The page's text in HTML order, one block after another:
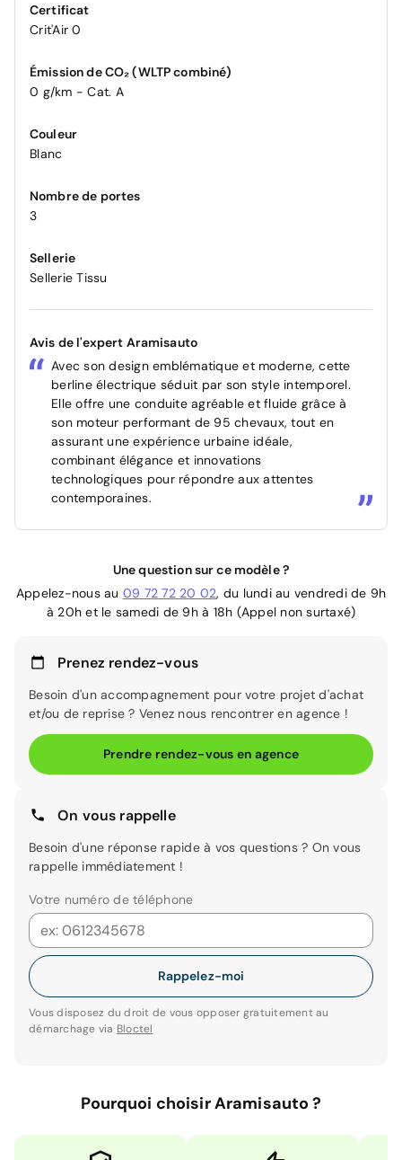
Certificat
Crit'Air 0
Émission de CO₂ (WLTP combiné)
0 g/km - Cat. A
Couleur
Blanc
Nombre de portes
3
Sellerie
Sellerie Tissu
Avis de l'expert Aramisauto
Avec son design emblématique et moderne, cette
berline électrique séduit par son style intemporel.
Elle offre une conduite agréable et fluide grâce à
son moteur performant de 95 chevaux, tout en
assurant une expérience urbaine idéale,
combinant élégance et innovations
technologiques pour répondre aux attentes
contemporaines.
Une question sur ce modèle ?
Appelez-nous au 09 72 72 20 02, du lundi au vendredi de 9h
à 20h et le samedi de 9h à 18h (Appel non surtaxé)
Prenez rendez-vous
Besoin d'un accompagnement pour votre projet d'achat
et/ou de reprise ? Venez nous rencontrer en agence !
Prendre rendez-vous en agence
On vous rappelle
Besoin d'une réponse rapide à vos questions ? On vous
rappelle immédiatement !
Votre numéro de téléphone
Rappelez-moi
Vous disposez du droit de vous opposer gratuitement au
démarchage via Bloctel
Pourquoi choisir Aramisauto ?